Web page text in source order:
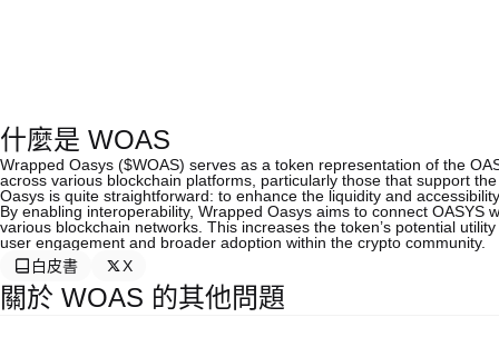
什麼是 WOAS
Wrapped Oasys ($WOAS) serves as a token representation of the
across various blockchain platforms, particularly those that support
Oasys is quite straightforward: to enhance the liquidity and
By enabling interoperability, Wrapped Oasys aims to connect
various blockchain networks. This increases the token’s potential
user engagement and broader adoption within the crypto community.
白皮書
X
關於 WOAS 的其他問題